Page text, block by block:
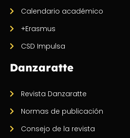
Calendario académico
+Erasmus
CSD Impulsa
Danzaratte
Revista Danzaratte
Normas de publicación
Consejo de la revista